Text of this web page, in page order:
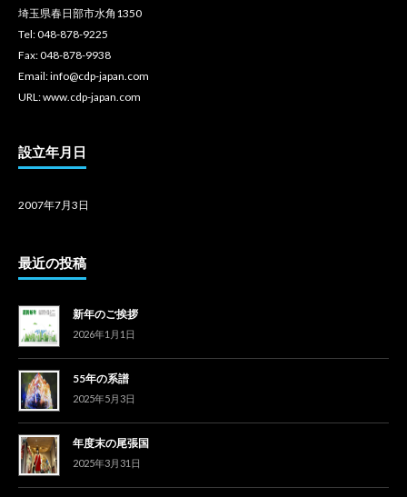
埼玉県春日部市水角1350
Tel: 048-878-9225
Fax: 048-878-9938
Email: info@cdp-japan.com
URL: www.cdp-japan.com
設立年月日
2007年7月3日
最近の投稿
新年のご挨拶
2026年1月1日
55年の系譜
2025年5月3日
年度末の尾張国
2025年3月31日